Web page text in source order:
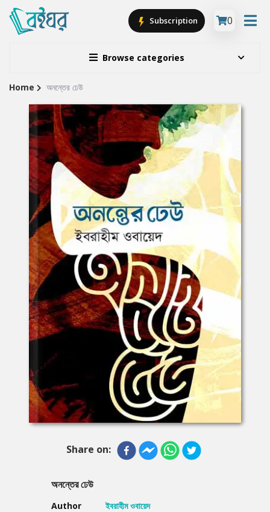
Browse categories
Subscription 0
Site
Breadcrumb
Home অনন্তের ঢেউ
Share on:
অনন্তের ঢেউ
Author
ইবরাহীম ওবায়েদ